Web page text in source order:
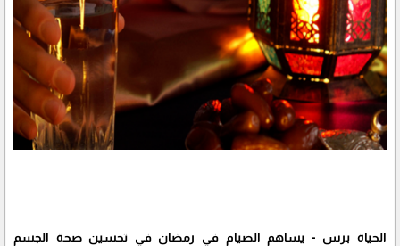
الحياة برس - يساهم الصيام في رمضان في تحسين صحة الجسم